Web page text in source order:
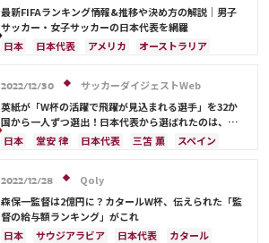
モロッコ
ルカ・モドリッチ
最新FIFAランキング情報&推移や決め方の解説｜男子
サッカー・女子サッカーの日本代表を網羅
日本
日本代表 アメリカ
オーストラリア
カタール
イラン 韓国 ドイツ
スペイン
フランス
ベルギー スイス
イングランド
オランダ
ポルトガル デンマーク
セルビア
クロアチア
ポーランド
エクアドル
セネガル
カメルーン
コスタリカ
2022/12/30
サッカーダイジェストWeb
英紙が「W杯の活躍で飛躍が見込まれる選手」を32か
国から一人ずつ選出！日本代表から選ばれたのは、堂
安や三笘ではなく…
日本 堂安 律 日本代表 三笘 薫
スペイン
サウジアラビア
デンマーク
フランス
ベルギー スイス
イングランド
オランダ
ポーランド ポルトガル
アルゼンチン
エクアドル ウルグアイ
カナダ
2022/12/28
Qoly
森保一監督は2億円に？カタールW杯、伝えられた「監
督の給与額ランキング」がこれ
日本
サウジアラビア 日本代表
カタール